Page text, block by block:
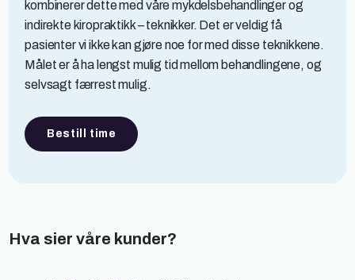
kombinerer dette med våre mykdelsbehandlinger og
indirekte kiropraktikk – teknikker. Det er veldig få
pasienter vi ikke kan gjøre noe for med disse teknikkene.
Målet er å ha lengst mulig tid mellom behandlingene, og
selvsagt færrest mulig.
Bestill time
Hva sier våre kunder?